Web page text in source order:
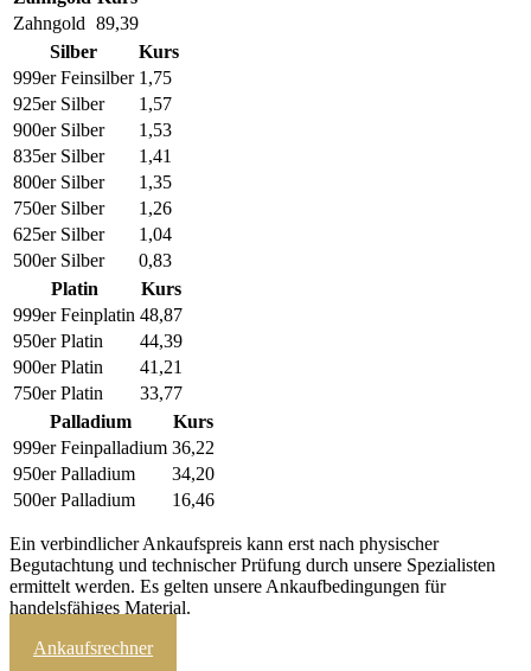
Zahngold 89,39
Silber
Kurs
999er Feinsilber 1,75
925er Silber
1,57
900er Silber
1,53
835er Silber
1,41
800er Silber
1,35
750er Silber
1,26
625er Silber
1,04
500er Silber
0,83
Platin
Kurs
999er Feinplatin 48,87
950er Platin
44,39
900er Platin
41,21
750er Platin
33,77
Palladium
Kurs
999er Feinpalladium 36,22
950er Palladium
34,20
500er Palladium
16,46
Ein verbindlicher Ankaufspreis kann erst nach physischer
Begutachtung und technischer Prüfung durch unsere Spezialisten
ermittelt werden. Es gelten unsere Ankaufbedingungen für
handelsfähiges Material.
Ankaufsrechner